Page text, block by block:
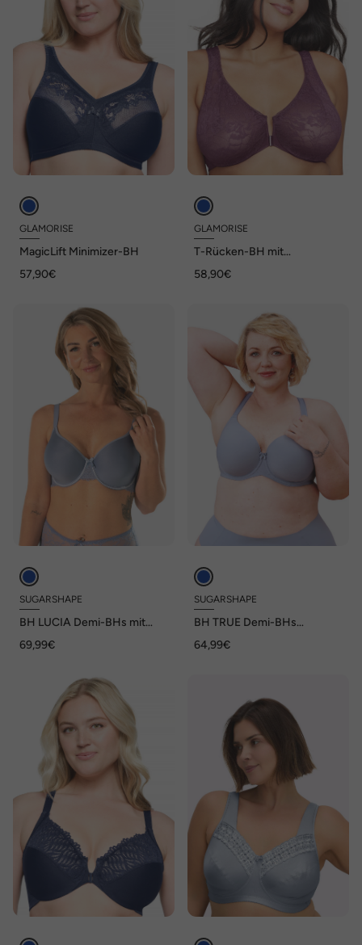
GLAMORISE
MagicLift Minimizer-BH
57,90€
GLAMORISE
T-Rücken-BH mit
58,90€
SUGARSHAPE
BH LUCIA Demi-BHs mit
BHs,Spacer,mit Schale
69,99€
SUGARSHAPE
BH TRUE Demi-BHs
Bügel,mit Schale,T-Shirt-
64,99€